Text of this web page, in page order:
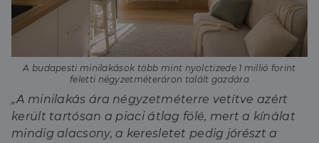
A budapesti minilakások több mint nyolctizede 1 millió forint
feletti négyzetméteráron talált gazdára
„A minilakás ára négyzetméterre vetítve azért
került tartósan a piaci átlag fölé, mert a kínálat
mindig alacsony, a keresletet pedig jórészt a